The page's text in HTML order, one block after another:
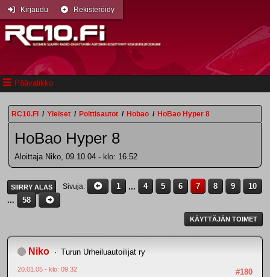
Päävalikko
Kirjaudu Rekisteröidy
RC10.FI / Yleiset / Polttisautot / Hobao / HoBao Hyper 8
HoBao Hyper 8
Aloittaja Niko, 09.10.04 - klo: 16.52
SIIRRY ALAS Sivuja 1 ... 4 5 6 7 8 9
10
...
58
KÄYTTÄJÄN TOIMET
Niko Turun Urheiluautoilijat ry
#180
20.01.05 - klo: 09.32